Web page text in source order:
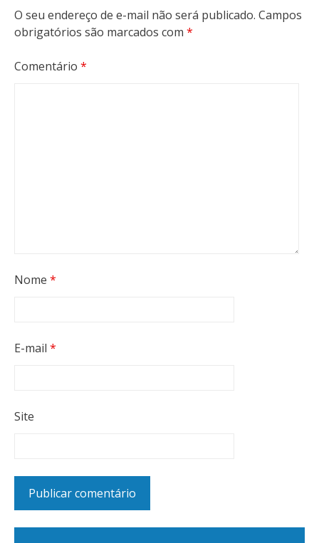
O seu endereço de e-mail não será publicado. Campos
obrigatórios são marcados com *
Comentário *
Nome *
E-mail *
Site